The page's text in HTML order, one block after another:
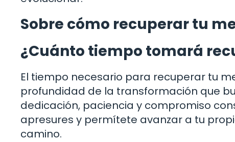
Sobre cómo recuperar tu
¿Cuánto tiempo tomará
El tiempo necesario para recuperar tu
profundidad de la transformación que
dedicación, paciencia y compromiso
apresures y permítete avanzar a tu
camino.